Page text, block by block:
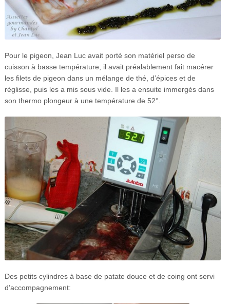
Pour le pigeon, Jean Luc avait porté son matériel perso de
cuisson à basse température; il avait préalablement fait macérer
les filets de pigeon dans un mélange de thé, d’épices et de
réglisse, puis les a mis sous vide. Il les a ensuite immergés dans
son thermo plongeur à une température de 52°.
Des petits cylindres à base de patate douce et de coing ont servi
d’accompagnement: